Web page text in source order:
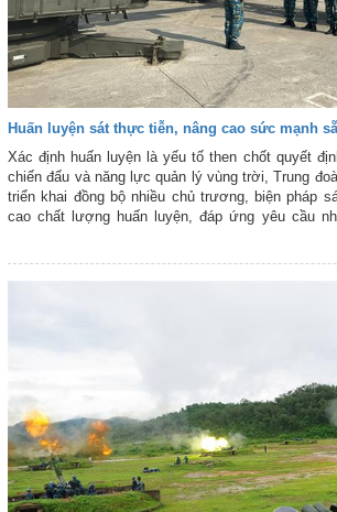
Huấn luyện sát thực tiễn, nâng cao sức mạnh
Xác định huấn luyện là yếu tố then chốt quyết
chiến đấu và năng lực quản lý vùng trời, Trung
triển khai đồng bộ nhiều chủ trương, biện pháp
cao chất lượng huấn luyện, đáp ứng yêu cầu